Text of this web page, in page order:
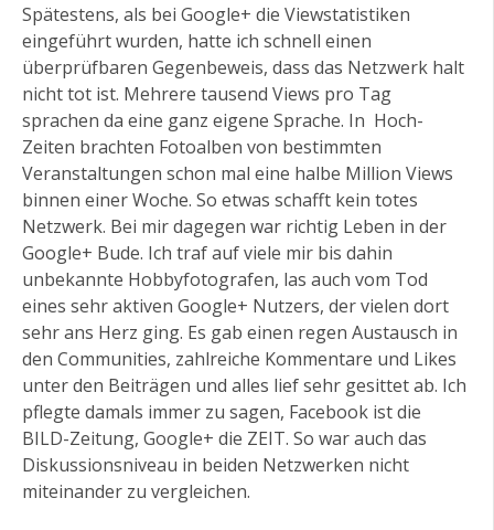
Spätestens, als bei Google+ die Viewstatistiken
eingeführt wurden, hatte ich schnell einen
überprüfbaren Gegenbeweis, dass das Netzwerk halt
nicht tot ist. Mehrere tausend Views pro Tag
sprachen da eine ganz eigene Sprache. In Hoch-
Zeiten brachten Fotoalben von bestimmten
Veranstaltungen schon mal eine halbe Million Views
binnen einer Woche. So etwas schafft kein totes
Netzwerk. Bei mir dagegen war richtig Leben in der
Google+ Bude. Ich traf auf viele mir bis dahin
unbekannte Hobbyfotografen, las auch vom Tod
eines sehr aktiven Google+ Nutzers, der vielen dort
sehr ans Herz ging. Es gab einen regen Austausch in
den Communities, zahlreiche Kommentare und Likes
unter den Beiträgen und alles lief sehr gesittet ab. Ich
pflegte damals immer zu sagen, Facebook ist die
BILD-Zeitung, Google+ die ZEIT. So war auch das
Diskussionsniveau in beiden Netzwerken nicht
miteinander zu vergleichen.